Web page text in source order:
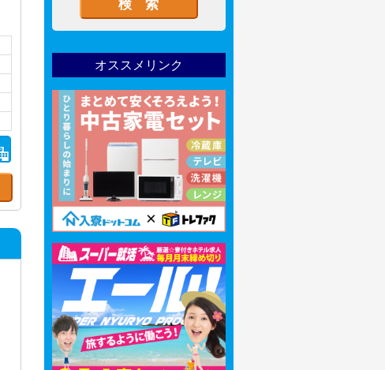
オススメリンク